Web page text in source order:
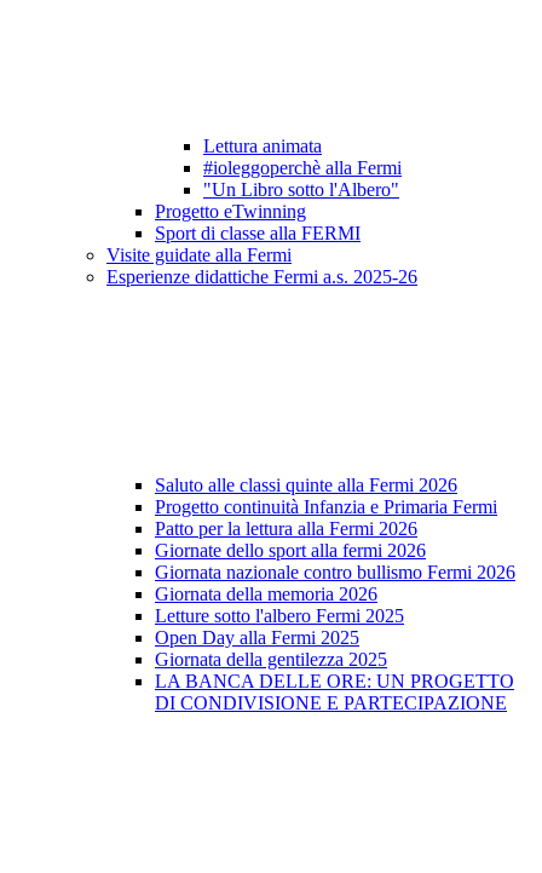
Lettura animata
#ioleggoperchè alla Fermi
"Un Libro sotto l'Albero"
Progetto eTwinning
Sport di classe alla FERMI
Visite guidate alla Fermi
Esperienze didattiche Fermi a.s. 2025-26
Saluto alle classi quinte alla Fermi 2026
Progetto continuità Infanzia e Primaria Fermi
Patto per la lettura alla Fermi 2026
Giornate dello sport alla fermi 2026
Giornata nazionale contro bullismo Fermi 2026
Giornata della memoria 2026
Letture sotto l'albero Fermi 2025
Open Day alla Fermi 2025
Giornata della gentilezza 2025
LA BANCA DELLE ORE: UN PROGETTO
DI CONDIVISIONE E PARTECIPAZIONE